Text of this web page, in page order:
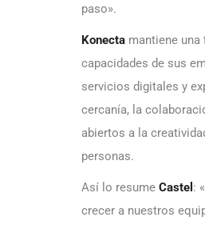
paso».
Konecta mantiene
capacidades de sus
servicios digitales y
cercanía, la
abiertos a la
personas.
Así lo resume Castel :
crecer a nuestros